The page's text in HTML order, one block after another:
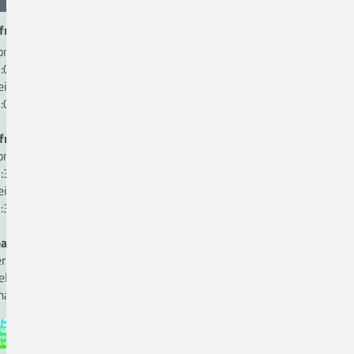
Patientenaufnahme:
bis Donnerstag:
bis 16:00 Uhr
bis 13:00 Uhr
Kasse:
bis Donnerstag
bis 16:00 Uhr
bis 12:00 Uhr
für Medizinproduktesicherheit
Andreas Hömer, Fon 05431. 15-1825
Herr Ole Kettmann, Fon 05431. 15-1816